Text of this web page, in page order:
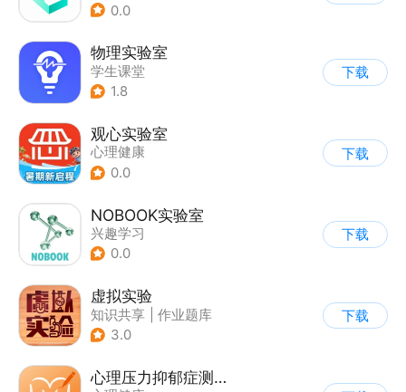
0.0
物理实验室
学生课堂
1.8
下载
观心实验室
心理健康
0.0
下载
NOBOOK实验室
兴趣学习
0.0
下载
虚拟实验
知识共享
作业题库
3.0
下载
心理压力抑郁症测试专家